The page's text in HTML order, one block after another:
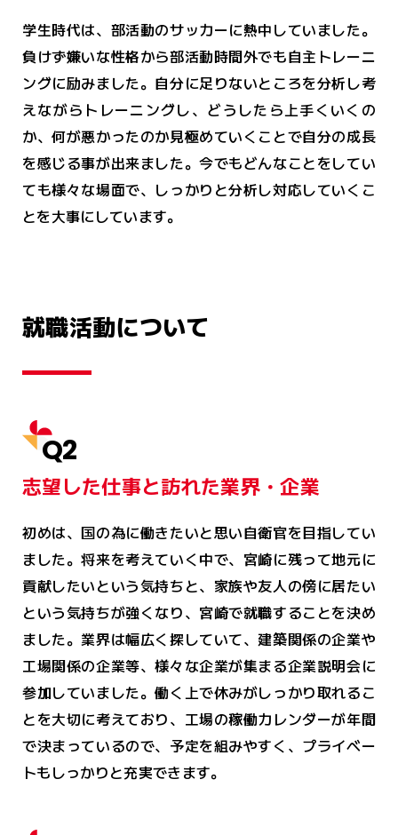
学生時代は、部活動のサッカーに熱中していました。
負けず嫌いな性格から部活動時間外でも自主トレーニ
ングに励みました。自分に足りないところを分析し考
えながらトレーニングし、どうしたら上手くいくの
か、何が悪かったのか見極めていくことで自分の成長
を感じる事が出来ました。今でもどんなことをしてい
ても様々な場面で、しっかりと分析し対応していくこ
とを大事にしています。
就職活動について
Q2
志望した仕事と訪れた業界・企業
初めは、国の為に働きたいと思い自衛官を目指してい
ました。将来を考えていく中で、宮崎に残って地元に
貢献したいという気持ちと、家族や友人の傍に居たい
という気持ちが強くなり、宮崎で就職することを決め
ました。業界は幅広く探していて、建築関係の企業や
工場関係の企業等、様々な企業が集まる企業説明会に
参加していました。働く上で休みがしっかり取れるこ
とを大切に考えており、工場の稼働カレンダーが年間
で決まっているので、予定を組みやすく、プライベー
トもしっかりと充実できます。